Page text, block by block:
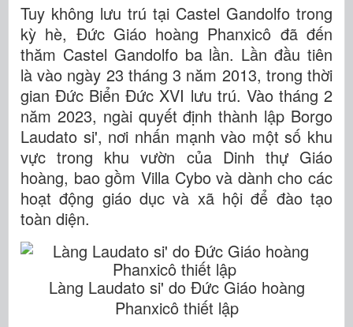
Tuy không lưu trú tại Castel Gandolfo trong
kỳ hè, Đức Giáo hoàng Phanxicô đã đến
thăm Castel Gandolfo ba lần. Lần đầu tiên
là vào ngày 23 tháng 3 năm 2013, trong thời
gian Đức Biển Đức XVI lưu trú. Vào tháng 2
năm 2023, ngài quyết định thành lập Borgo
Laudato si', nơi nhấn mạnh vào một số khu
vực trong khu vườn của Dinh thự Giáo
hoàng, bao gồm Villa Cybo và dành cho các
hoạt động giáo dục và xã hội để đào tạo
toàn diện.
Làng Laudato si' do Đức Giáo hoàng
Phanxicô thiết lập